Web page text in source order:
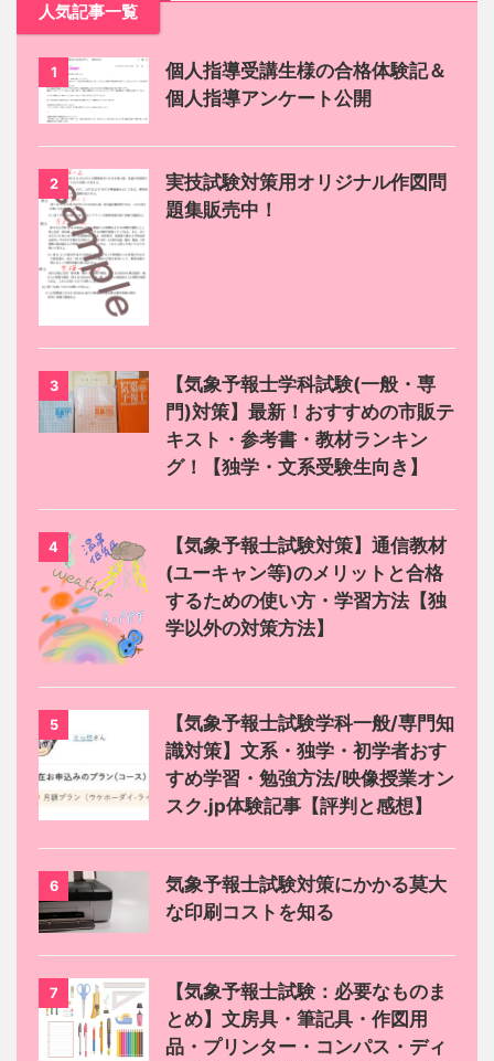
人気記事一覧
1
個人指導受講生様の合格体験記＆
個人指導アンケート公開
2
実技試験対策用オリジナル作図問
題集販売中！
3
【気象予報士学科試験(一般・専
門)対策】最新！おすすめの市販テ
キスト・参考書・教材ランキン
グ！【独学・文系受験生向き】
4
【気象予報士試験対策】通信教材
(ユーキャン等)のメリットと合格
するための使い方・学習方法【独
学以外の対策方法】
5
【気象予報士試験学科一般/専門知
識対策】文系・独学・初学者おす
すめ学習・勉強方法/映像授業オン
スク.jp体験記事【評判と感想】
6
気象予報士試験対策にかかる莫大
な印刷コストを知る
7
【気象予報士試験：必要なものま
とめ】文房具・筆記具・作図用
品・プリンター・コンパス・ディ